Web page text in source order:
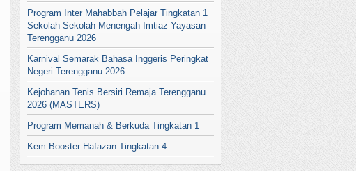
Program Inter Mahabbah Pelajar Tingkatan 1
Sekolah-Sekolah Menengah Imtiaz Yayasan
Terengganu 2026
Karnival Semarak Bahasa Inggeris Peringkat
Negeri Terengganu 2026
Kejohanan Tenis Bersiri Remaja Terengganu
2026 (MASTERS)
Program Memanah & Berkuda Tingkatan 1
Kem Booster Hafazan Tingkatan 4